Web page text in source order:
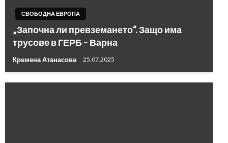
СВОБОДНА ЕВРОПА
„Започна ли превземането“. Защо има
трусове в ГЕРБ – Варна
Кремена Атанасова 25.07.2025